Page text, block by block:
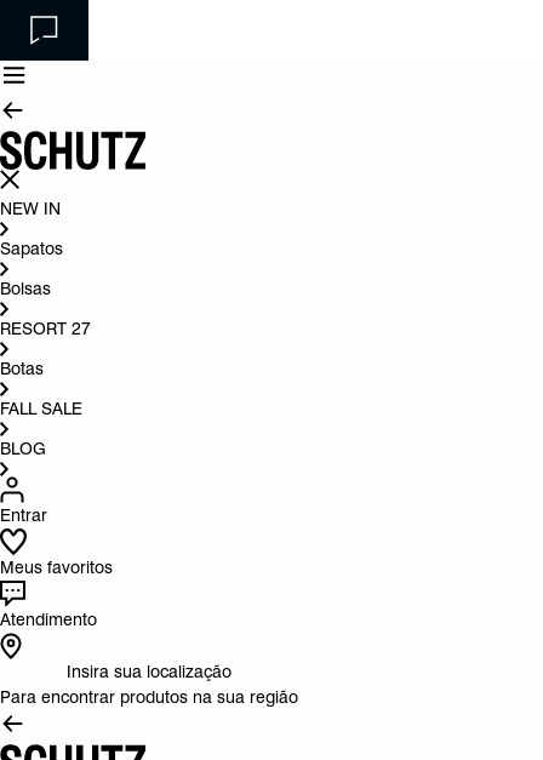
NEW IN
Sapatos
Bolsas
RESORT 27
Botas
FALL SALE
BLOG
Entrar
Meus favoritos
Atendimento
Insira sua localização
Para encontrar produtos na sua região